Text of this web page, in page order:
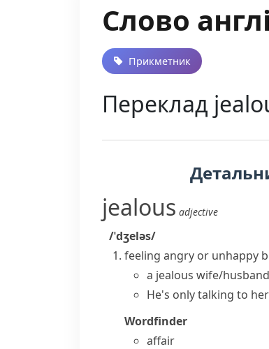
Слово
Прикметник
Переклад
jealous adjective
/ˈdʒeləs/
feeling angry or unhappy
a jealous wife/husband
He's only talking to
Wordfinder
affair